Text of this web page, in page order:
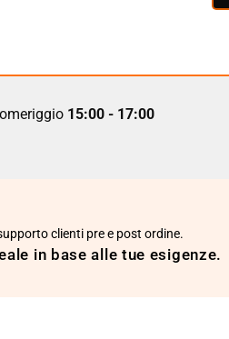
15:00 - 17:00
clienti pre e post ordine.
in base alle tue esigenze.